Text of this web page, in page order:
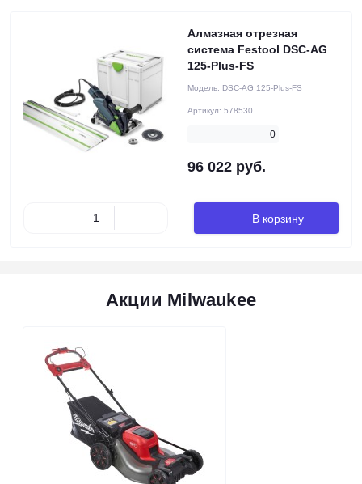
Алмазная отрезная
система Festool DSC-AG
125-Plus-FS
Модель: DSC-AG 125-Plus-FS
Артикул: 578530
0
96 022 руб.
В корзину
Акции Milwaukee